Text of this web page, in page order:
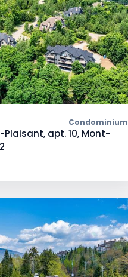
Condominium
Plaisant, apt. 10, Mont-